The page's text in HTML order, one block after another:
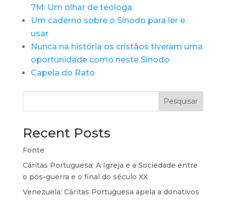
7M: Um olhar de teóloga
Um caderno sobre o Sínodo para ler e
usar
Nunca na história os cristãos tiveram uma
oportunidade como neste Sínodo
Capela do Rato
Pesquisar
Recent Posts
Fonte
Cáritas Portuguesa: A Igreja e a Sociedade entre
o pós-guerra e o final do século XX
Venezuela: Cáritas Portuguesa apela a donativos